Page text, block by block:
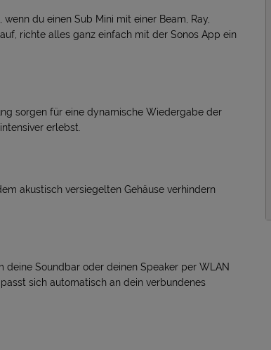
du einen Sub Mini mit einer Beam, Ray,
richte alles ganz einfach mit der Sonos App ein
sorgen für eine dynamische Wiedergabe der
erlebst.
akustisch versiegelten Gehäuse verhindern
Soundbar oder deinen Speaker per WLAN
sich automatisch an dein verbundenes